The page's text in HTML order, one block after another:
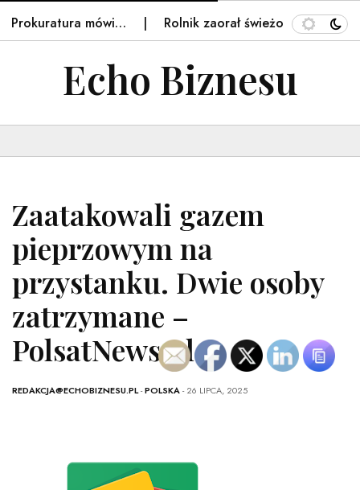
mówi… Rolnik zaorał świeżo wylany asfalt
Echo Biznesu
Zaatakowali gazem
pieprzowym na
przystanku. Dwie osoby
zatrzymane –
PolsatNews.pl
REDAKCJA@ECHOBIZNESU.PL-POLSKA- 26 LIPCA, 2025